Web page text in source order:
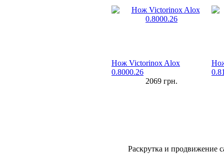
Нож Victorinox Alox
0.8000.26
2069 грн.
Раскрутка и продвижение